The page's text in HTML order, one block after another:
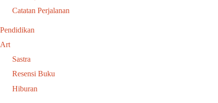
Catatan Perjalanan
Pendidikan
Art
Sastra
Resensi Buku
Hiburan